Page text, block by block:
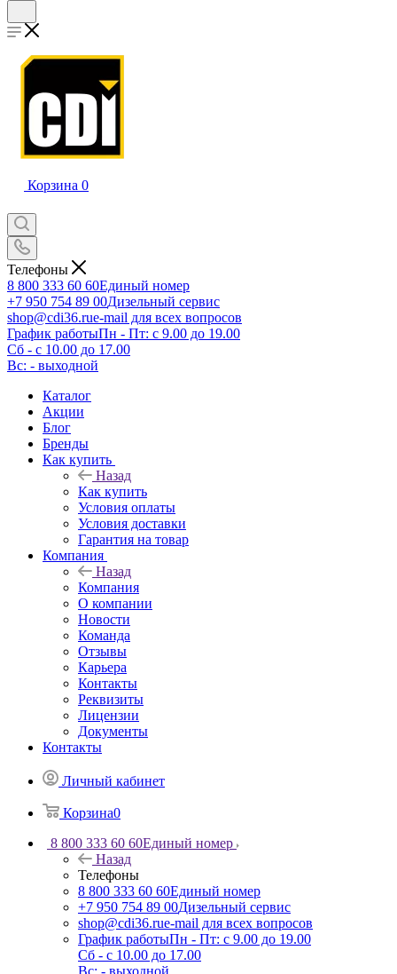
Корзина 0
Телефоны
8 800 333 60 60Единый номер
+7 950 754 89 00Дизельный сервис
shop@cdi36.rue-mail для всех вопросов
График работыПн - Пт: с 9.00 до 19.00
Сб - с 10.00 до 17.00
Вс: - выходной
Каталог
Акции
Блог
Бренды
Как купить
Назад
Как купить
Условия оплаты
Условия доставки
Гарантия на товар
Компания
Назад
Компания
О компании
Новости
Команда
Отзывы
Карьера
Контакты
Реквизиты
Лицензии
Документы
Контакты
Личный кабинет
Корзина0
8 800 333 60 60Единый номер
Назад
Телефоны
8 800 333 60 60Единый номер
+7 950 754 89 00Дизельный сервис
shop@cdi36.rue-mail для всех вопросов
График работыПн - Пт: с 9.00 до 19.00
Сб - с 10.00 до 17.00
Вс: - выходной